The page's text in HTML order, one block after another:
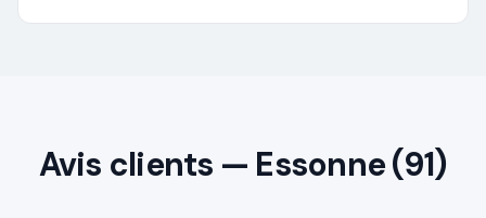
Avis clients — Essonne (91)